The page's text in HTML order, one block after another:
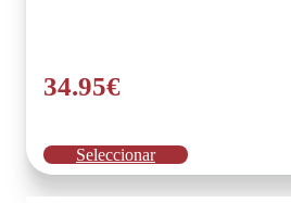
34.95€
Seleccionar
Este
producto
tiene